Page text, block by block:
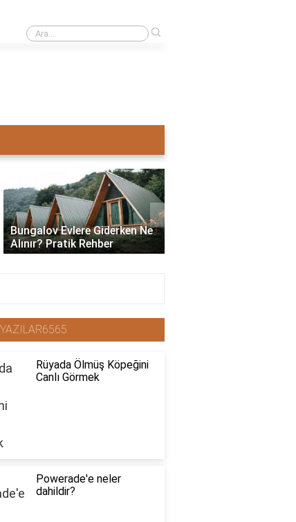
Ahşap ev mi pahalı beton ev mi?
Bungalov Evlere Giderken Ne
Alınır? Pratik Rehber
›
Rüyada Ölmüş Köpeğini
Canlı Görmek
Powerade'e neler
dahildir?